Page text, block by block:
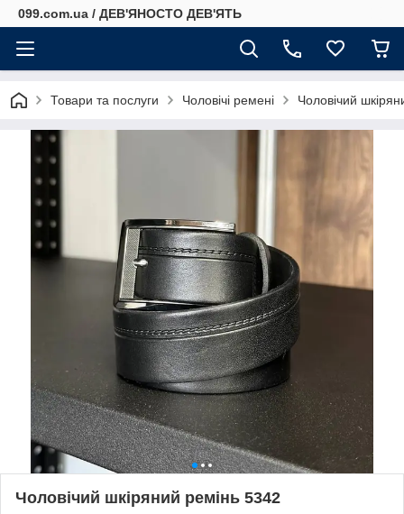
099.com.ua / ДЕВ'ЯНОСТО ДЕВ'ЯТЬ
Товари та послуги Чоловічі ремені Чоловічий
Чоловічий шкіряний ремінь 5342